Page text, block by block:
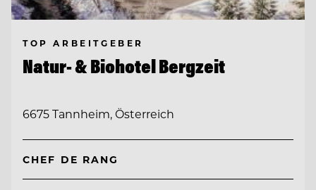
TOP ARBEITGEBER
Natur- & Biohotel Bergzeit
6675 Tannheim, Österreich
CHEF DE RANG